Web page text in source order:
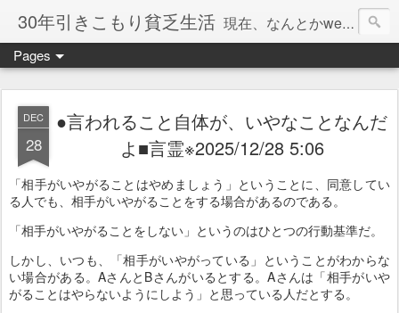
30年引きこもり貧乏生活 現在、なんとかweb系の仕事で食べています。このブログで扱う問題は「この世とはなにか」「人生とはなにか」「人間とはなにか」「強迫神経症の原因と解決法」「うつ病の原因と寄り添う方法」「家族の問題」などについてです。
Pages
DEC
28
●言われること自体が、いやなことなんだ
よ■言霊※2025/12/28 5:06
「相手がいやがることはやめましょう」ということに、同意してい
る人でも、相手がいやがることをする場合があるのである。
「相手がいやがることをしない」というのはひとつの行動基準だ。
しかし、いつも、「相手がいやがっている」ということがわからな
い場合がある。AさんとBさんがいるとする。Aさんは「相手がいや
がることはやらないようにしよう」と思っている人だとする。